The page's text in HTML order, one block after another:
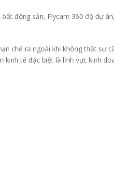
bất động sản, Flycam 360 độ dự án
chế ra ngoài khi không thật sự
kinh tế đặc biệt là lĩnh vực kinh